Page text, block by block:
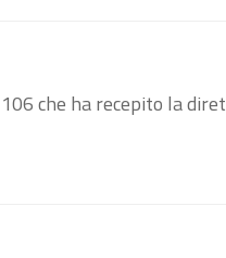
che ha recepito la